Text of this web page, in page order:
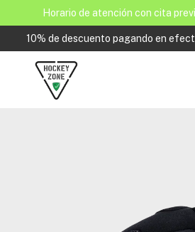
Horario de atención con cita
10% de descuento pagando en